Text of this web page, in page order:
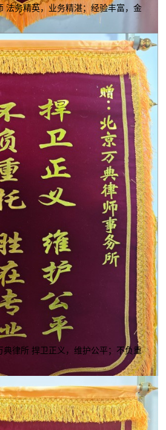
法务精英，业务精湛；经验丰富，金
典律所 捍卫正义，维护公平；不负重